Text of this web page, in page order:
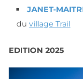
JANET-
du village Trail
EDITION 2025